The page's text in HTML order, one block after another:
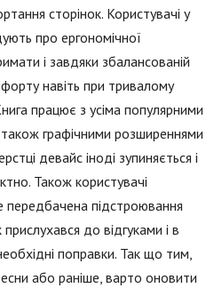
сторінок. Користувачі у
про ергономічної
і завдяки збалансованій
навіть при тривалому
працює з усіма популярними
графічними розширеннями
девайс іноді зупиняється і
Також користувачі
підстроювання
до відгуками і в
поправки. Так що тим,
або раніше, варто оновити